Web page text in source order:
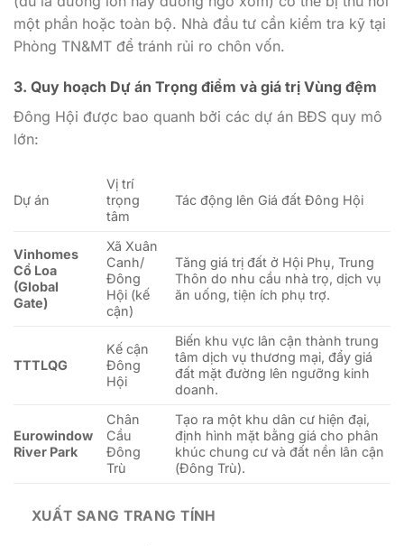
một phần hoặc toàn bộ. Nhà đầu tư cần kiểm tra kỹ tại
Phòng TN&MT để tránh rủi ro chôn vốn.
3. Quy hoạch Dự án Trọng điểm và giá trị Vùng đệm
Đông Hội được bao quanh bởi các dự án BĐS quy mô
lớn:
Dự án
Vị trí
trọng
tâm
Tác động lên Giá đất Đông Hội
Vinhomes
Cổ Loa
(Global
Gate)
Xã Xuân
Canh/
Đông
Hội (kế
cận)
Tăng giá trị đất ở Hội Phụ, Trung
Thôn do nhu cầu nhà trọ, dịch vụ
ăn uống, tiện ích phụ trợ.
TTTLQG
Kế cận
Đông
Hội
Biến khu vực lân cận thành trung
tâm dịch vụ thương mại, đẩy giá
đất mặt đường lên ngưỡng kinh
doanh.
Eurowindow
River Park
Chân
Cầu
Đông
Trù
Tạo ra một khu dân cư hiện đại,
định hình mặt bằng giá cho phân
khúc chung cư và đất nền lân cận
(Đông Trù).
XUẤT SANG TRANG TÍNH